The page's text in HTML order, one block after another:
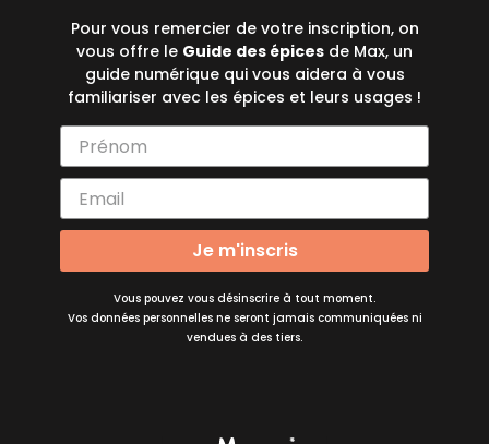
Pour vous remercier de votre inscription, on
vous offre le Guide des épices de Max, un
guide numérique qui vous aidera à vous
familiariser avec les épices et leurs usages !
Je m'inscris
Vous pouvez vous désinscrire à tout moment.
Vos données personnelles ne seront jamais communiquées ni
vendues à des tiers.